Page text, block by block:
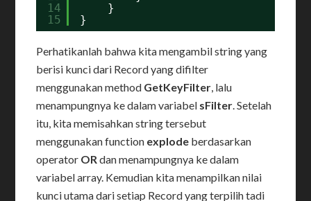
14
15
}
}
Perhatikanlah bahwa kita mengambil string yang
berisi kunci dari Record yang difilter
menggunakan method GetKeyFilter, lalu
menampungnya ke dalam variabel sFilter. Setelah
itu, kita memisahkan string tersebut
menggunakan function explode berdasarkan
operator ORdan menampungnya ke dalam
variabel array. Kemudian kita menampilkan nilai
kunci utama dari setiap Record yang terpilih tadi